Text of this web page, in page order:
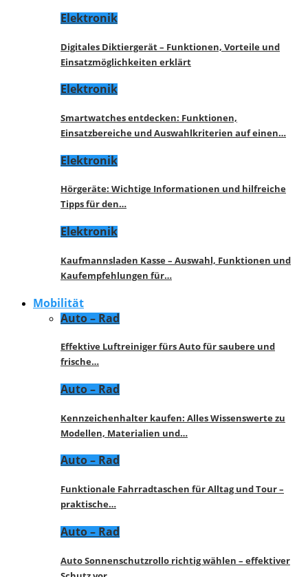
Elektronik
Digitales Diktiergerät – Funktionen, Vorteile und
Einsatzmöglichkeiten erklärt
Elektronik
Smartwatches entdecken: Funktionen,
Einsatzbereiche und Auswahlkriterien auf einen…
Elektronik
Hörgeräte: Wichtige Informationen und hilfreiche
Tipps für den…
Elektronik
Kaufmannsladen Kasse – Auswahl, Funktionen und
Kaufempfehlungen für…
Mobilität
Auto – Rad
Effektive Luftreiniger fürs Auto für saubere und
frische…
Auto – Rad
Kennzeichenhalter kaufen: Alles Wissenswerte zu
Modellen, Materialien und…
Auto – Rad
Funktionale Fahrradtaschen für Alltag und Tour –
praktische…
Auto – Rad
Auto Sonnenschutzrollo richtig wählen – effektiver